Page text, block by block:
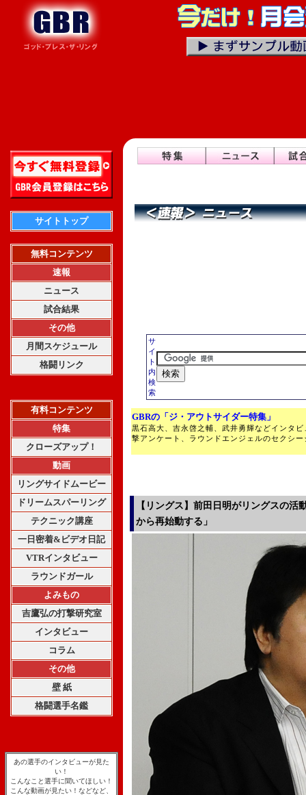
サイトトップ
無料コンテンツ
速報
ニュース
試合結果
その他
月間スケジュール
格闘リンク
有料コンテンツ
特集
クローズアップ！
動画
リングサイドムービー
ドリームスパーリング
テクニック講座
一日密着&ビデオ日記
VTRインタビュー
ラウンドガール
よみもの
吉鷹弘の打撃研究室
インタビュー
コラム
その他
壁 紙
格闘選手名鑑
あの選手のインタビューが見た
い！
こんなこと選手に聞いてほしい！
こんな動画が見たい！などなど、
サ
イ
ト
内
検
索
GBRの「ジ・アウトサイダー特集」
黒石高大、吉永啓之輔、武井勇輝などインタ
撃アンケート、ラウンドエンジェルのセクシ
【リングス】前田日明がリングスの活
から再始動する」